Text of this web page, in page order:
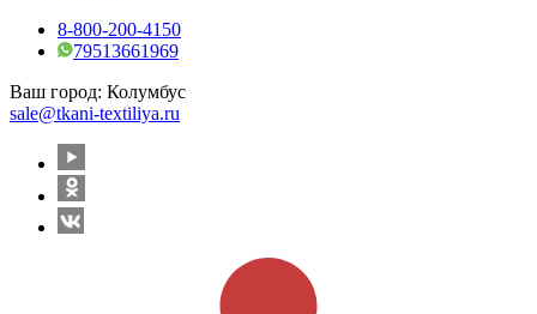
8-800-200-4150
79513661969
Ваш город: Колумбус
sale@tkani-textiliya.ru